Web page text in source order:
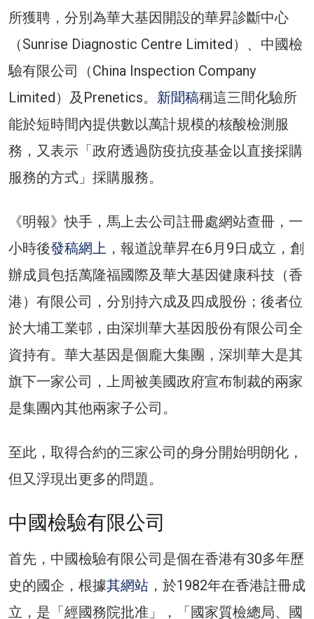
所獲聘，分別為華大基因開設的華昇診斷中心
（Sunrise Diagnostic Centre Limited）、中國檢
驗有限公司（China Inspection Company
Limited）及Prenetics。 新聞稿稱這三間化驗所
能於短時間內提供數以萬計規模的核酸檢測服
務，又表示「政府透過防疫抗疫基金以直接採購
服務的方式」採購服務。
《明報》快手，馬上去公司註冊處網站查冊，一
小時後發稿網上 ，報道說華昇在6月9日成立，創
辦成員包括萬隆福國際及華大基因健康科技（香
港）有限公司，分別持六成及四成股份；後者位
於大埔工業邨，由深圳華大基因股份有限公司全
資持有。華大基因是個龐大集團，深圳華大是其
旗下一家公司，上周被美國政府宣布制裁的兩家
是集團內其他兩家子公司。
至此，取得合約的三家公司的身分開始明朗化，
但又浮現出更多的問題。
中國檢驗有限公司
首先，中國檢驗有限公司是個在香港有30多年歷
史的國企，根據其網站 ，於1982年在香港註冊成
立，是「經國務院批准」，「國家質檢總局、國